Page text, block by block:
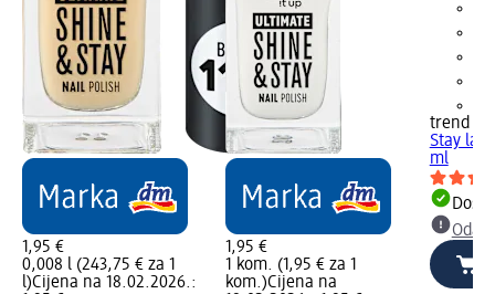
1,95 €
0,008 l (243,75 € za 1
l)Cijena na 18.02.2026.:
1,95 €
1 kom. (1,95 € za 1
kom.)Cijena na
trend !t
Stay lak
ml